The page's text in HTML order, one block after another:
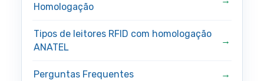
Homologação
Tipos de leitores RFID com homologação
ANATEL
Perguntas Frequentes